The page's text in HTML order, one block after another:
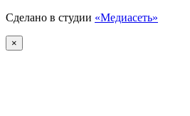
Сделано в студии «Медиасеть»
×